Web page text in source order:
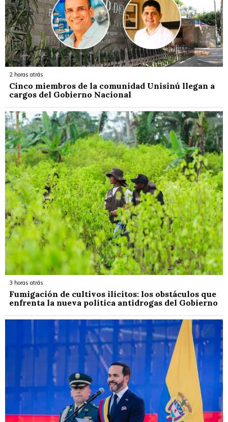
2 horas atrás
Cinco miembros de la comunidad Unisinú llegan a
cargos del Gobierno Nacional
3 horas atrás
Fumigación de cultivos ilícitos: los obstáculos que
enfrenta la nueva política antidrogas del Gobierno